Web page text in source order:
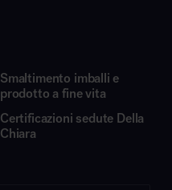
Smaltimento imballi e
prodotto a fine vita
Certificazioni sedute Della
Chiara